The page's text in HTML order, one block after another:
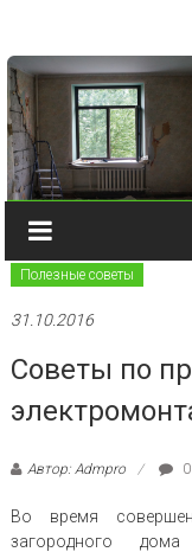
Полезные советы
31.10.2016
Советы по
Автор: Admpro
Во время
загородного